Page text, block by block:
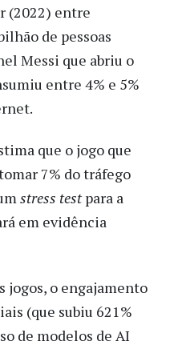
(2022) entre
de pessoas
Messi que abriu o
entre 4% e 5%
que o jogo que
7% do tráfego
stress testpara a
em evidência
jogos, o engajamento
(que subiu 621%
de modelos de AI